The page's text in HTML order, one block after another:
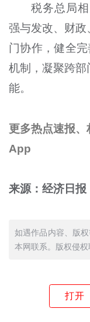
税务总局
强与发改、财
门协作，健全
机制，凝聚跨
能。
更多热点速报
App
来源：经济日报
如遇作品内容、版
本网联系。版权侵
打开